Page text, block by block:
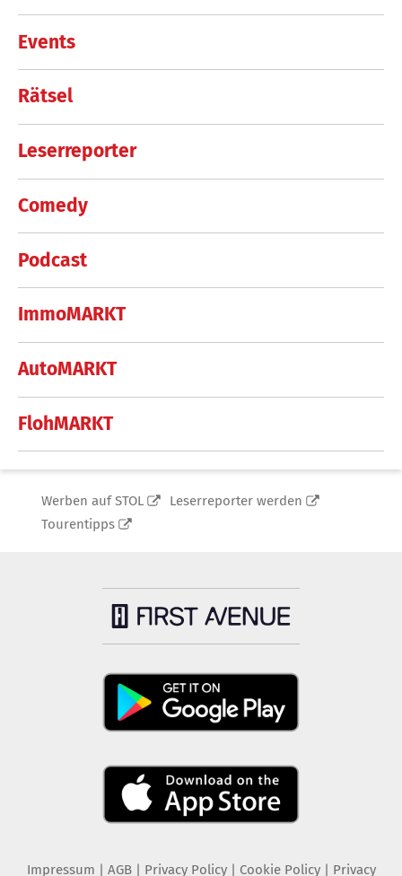
Events
Rätsel
Leserreporter
Comedy
Podcast
ImmoMARKT
AutoMARKT
FlohMARKT
Werben auf STOL
Leserreporter werden
Tourentipps
Impressum AGB Privacy Policy| Cookie Policy| Privacy